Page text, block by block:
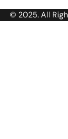
© 2025. All